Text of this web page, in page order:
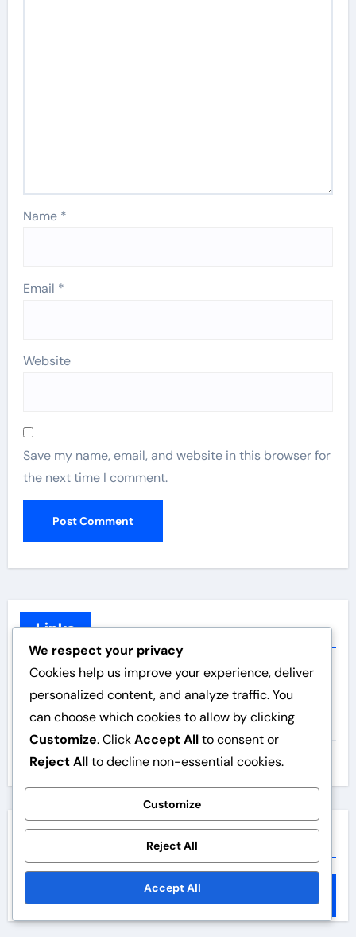
Name *
Email *
Website
Save my name, email, and website in this browser for
the next time I comment.
Links
Todas las publicaciones
Contáctanos
Acerca de
e
a
We respect your privacy
Cookies help us improve your experience, deliver
personalized content, and analyze traffic. You
can choose which cookies to allow by clicking
Customize. ClickAccept Allto consent or
Reject Allto decline non-essential cookies.
Customize
Reject All
Accept All